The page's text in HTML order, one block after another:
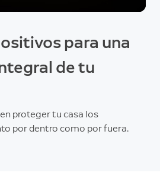
para una
de tu
proteger tu casa los
por dentro como por fuera.